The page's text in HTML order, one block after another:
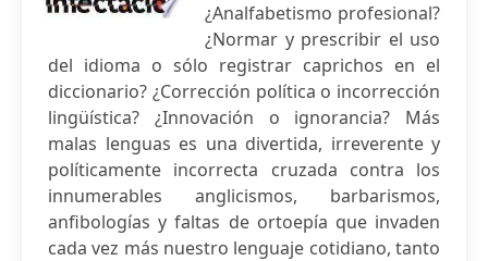
¿Analfabetismo profesional?
¿Normar y prescribir el uso
del idioma o sólo registrar caprichos en el
diccionario? ¿Corrección política o incorrección
lingüística? ¿Innovación o ignorancia? Más
malas lenguas es una divertida, irreverente y
políticamente incorrecta cruzada contra los
innumerables anglicismos, barbarismos,
anfibologías y faltas de ortoepía que invaden
cada vez más nuestro lenguaje cotidiano, tanto